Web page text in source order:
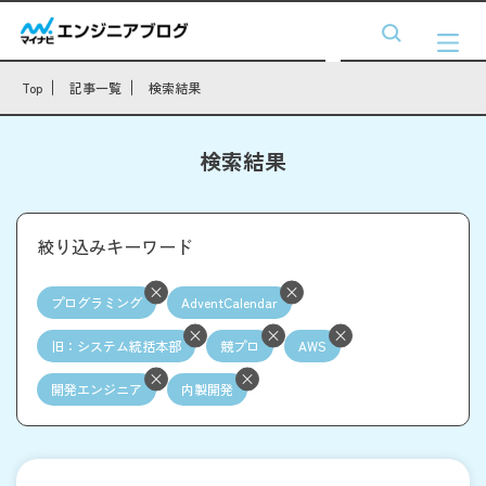
Top 記事一覧 検索結果
検索結果
絞り込みキーワード
プログラミング AdventCalendar
旧：システム統括本部 競プロ AWS
開発エンジニア 内製開発